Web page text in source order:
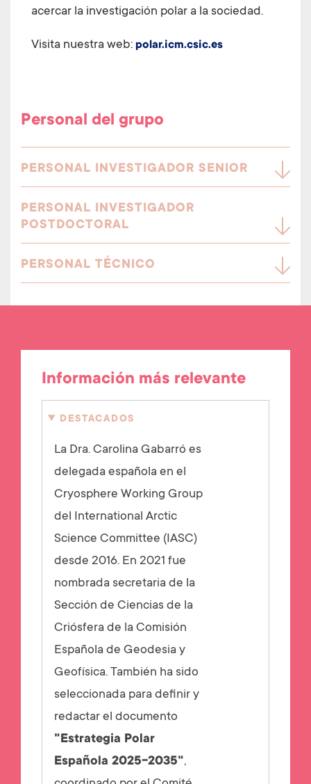
acercar la investigación polar a la sociedad.
Visita nuestra web: polar.icm.csic.es
Personal del grupo
PERSONAL INVESTIGADOR SENIOR
PERSONAL INVESTIGADOR
POSTDOCTORAL
PERSONAL TÉCNICO
Información más relevante
DESTACADOS
La Dra. Carolina Gabarró es
delegada española en el
Cryosphere Working Group
del International Arctic
Science Committee (IASC)
desde 2016. En 2021 fue
nombrada secretaria de la
Sección de Ciencias de la
Criósfera de la Comisión
Española de Geodesia y
Geofísica. También ha sido
seleccionada para definir y
redactar el documento
"Estrategia Polar
Española 2025-2035",